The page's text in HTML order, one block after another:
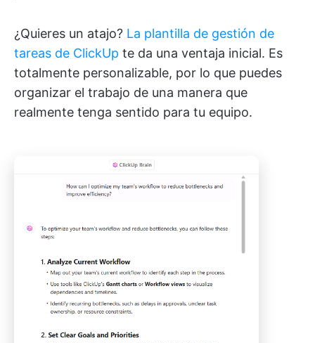
¿Quieres un atajo? La plantilla de gestión de
tareas de ClickUp te da una ventaja inicial. Es
totalmente personalizable, por lo que puedes
organizar el trabajo de una manera que
realmente tenga sentido para tu equipo.